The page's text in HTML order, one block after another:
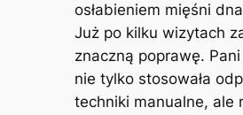
osłabieniem mięśni
Już po kilku wizytach
znaczną poprawę.
nie tylko stosowała
techniki manualne, ale